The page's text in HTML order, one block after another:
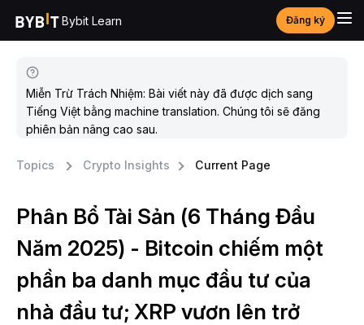
Bybit Learn Đăng ký
Miễn Trừ Trách Nhiệm: Bài viết này đã được dịch sang
Tiếng Việt bằng machine translation. Chúng tôi sẽ đăng
phiên bản nâng cao sau.
Topics Crypto Insights Current Page
Phân Bổ Tài Sản (6 Tháng Đầu
Năm 2025) - Bitcoin chiếm một
phần ba danh mục đầu tư của
nhà đầu tư; XRP vươn lên trở